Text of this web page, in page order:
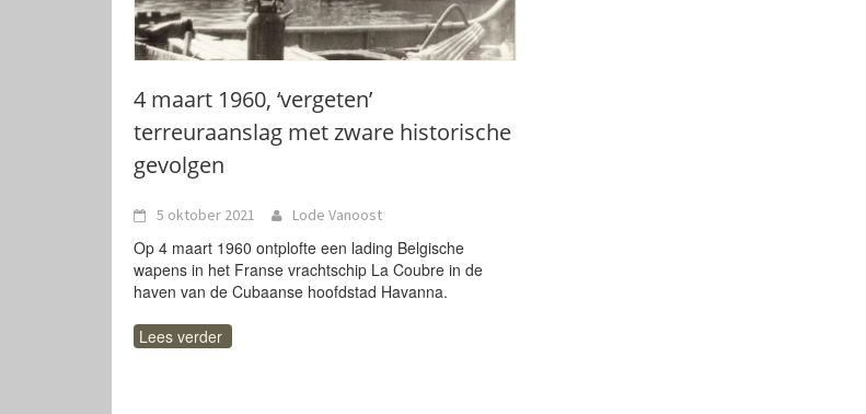
4 maart 1960, ‘vergeten’
terreuraanslag met zware historische
gevolgen
5 oktober 2021 Lode Vanoost
Op 4 maart 1960 ontplofte een lading Belgische
wapens in het Franse vrachtschip La Coubre in de
haven van de Cubaanse hoofdstad Havanna.
Lees verder